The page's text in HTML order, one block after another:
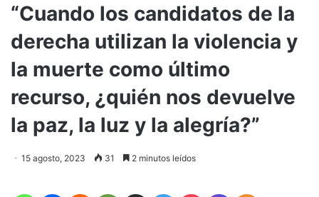
“Cuando los candidatos de la
derecha utilizan la violencia y
la muerte como último
recurso, ¿quién nos devuelve
la paz, la luz y la alegría?”
15 agosto, 2023 31 2 minutos leídos